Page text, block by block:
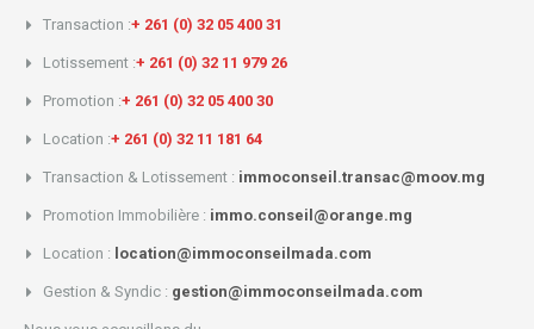
Transaction :+ 261 (0) 32 05 400 31
Lotissement :+ 261 (0) 32 11 979 26
Promotion :+ 261 (0) 32 05 400 30
Location :+ 261 (0) 32 11 181 64
Transaction & Lotissement : immoconseil.transac@moov.mg
Promotion Immobilière : immo.conseil@orange.mg
Location : location@immoconseilmada.com
Gestion & Syndic : gestion@immoconseilmada.com